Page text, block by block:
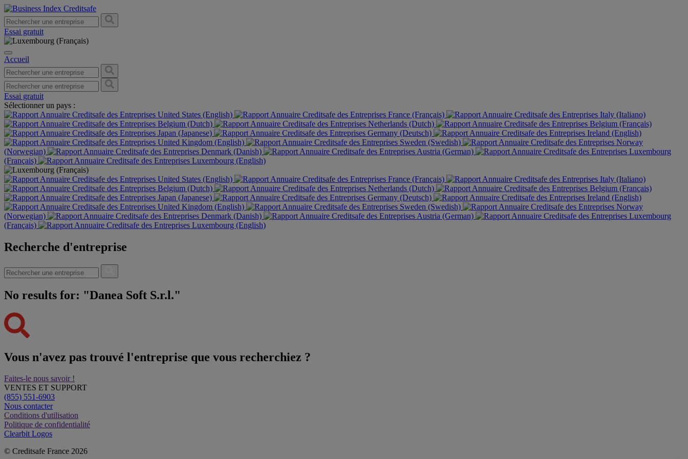
Essai gratuit
Accueil
Essai gratuit
Sélectionner un pays :
United States (English)
France (Français)
Italy (Italiano)
Belgium (Dutch)
Netherlands (Dutch)
Belgium (Français)
Japan (Japanese)
Germany (Deutsch)
Ireland (English)
United Kingdom (English)
Sweden (Swedish)
Norway
(Norwegian)
Denmark (Danish) Austria (German)
Luxembourg
(Français)
Luxembourg (English)
United States (English) France (Français)
Italy (Italiano)
Belgium (Dutch)
Netherlands (Dutch)
Belgium (Français)
Japan (Japanese)
Germany (Deutsch)
Ireland (English)
United Kingdom (English)
Sweden (Swedish)
Norway
(Norwegian)
Denmark (Danish) Austria (German)
Luxembourg
(Français)
Luxembourg (English)
Recherche d'entreprise
No results for: "Danea Soft S.r.l."
Vous n'avez pas trouvé l'entreprise que vous recherchiez ?
Faites-le nous savoir !
VENTES ET SUPPORT
(855) 551-6903
Nous contacter
Conditions d'utilisation
Politique de confidentialité
Clearbit Logos
© Creditsafe France 2026